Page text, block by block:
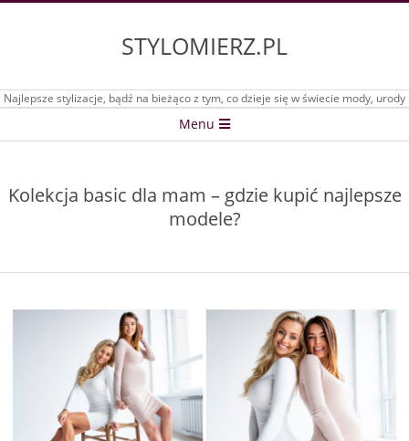
STYLOMIERZ.PL
Najlepsze stylizacje, bądź na bieżąco z tym, co dzieje się w świecie mody, urody
Menu
Kolekcja basic dla mam – gdzie kupić najlepsze
modele?